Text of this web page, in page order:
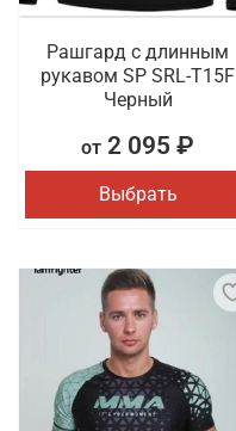
Рашгард с длинным
рукавом SP SRL-T15F
Черный
от 2 095 ₽
Выбрать